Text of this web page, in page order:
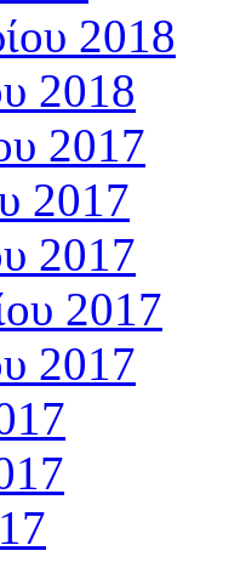
2018
2018
2017
2017
2017
2017
2017